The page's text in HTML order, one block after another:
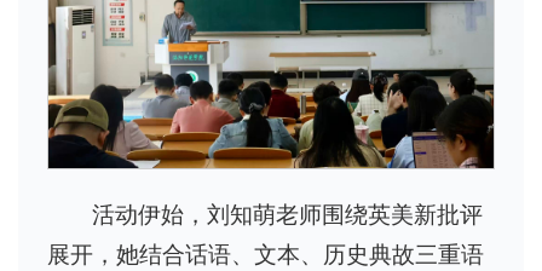
活动伊始，刘知萌老师围绕英美新批评
展开，她结合话语、文本、历史典故三重语